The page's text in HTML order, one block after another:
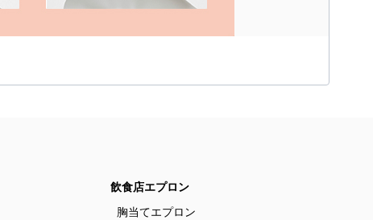
飲食店エプロン
胸当てエプロン